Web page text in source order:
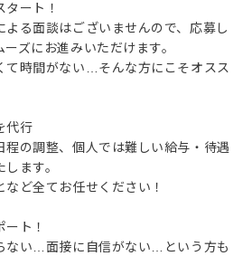
ート！
よる面談はございませんので、応募し
ズにお進みいただけます。
て時間がない…そんな方にこそオスス
代行
程の調整、個人では難しい給与・待遇
ます。
ど全てお任せください！
ト！
ない…面接に自信がない…という方も